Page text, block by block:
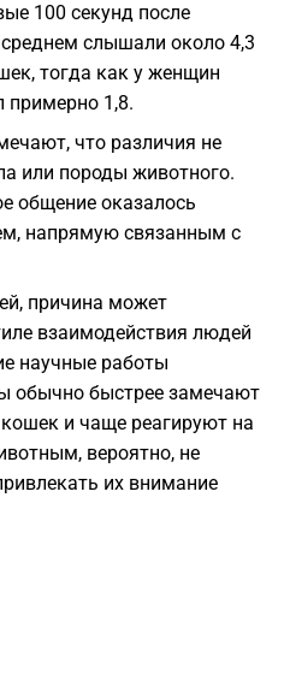
100 секунд после
слышали около 4,3
тогда как у женщин
примерно 1,8.
что различия не
или породы животного.
общение оказалось
напрямую связанным с
причина может
взаимодействия людей
научные работы
обычно быстрее замечают
и чаще реагируют на
вероятно, не
их внимание